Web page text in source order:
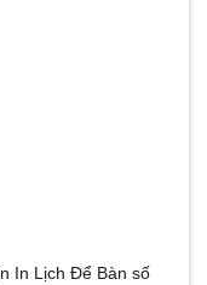
In Lịch Để Bàn số